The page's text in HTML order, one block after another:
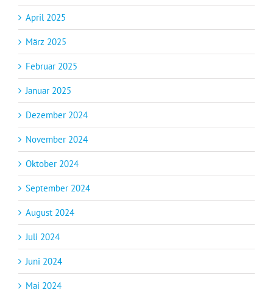
April 2025
März 2025
Februar 2025
Januar 2025
Dezember 2024
November 2024
Oktober 2024
September 2024
August 2024
Juli 2024
Juni 2024
Mai 2024